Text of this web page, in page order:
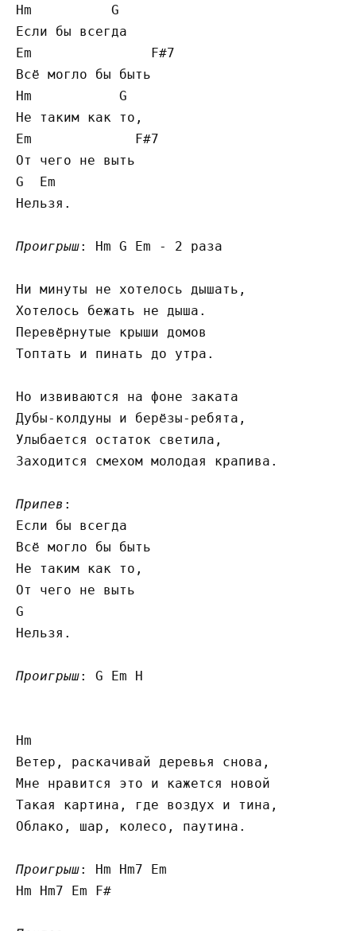
Hm          G
Если бы всегда
Em               F#7
Всё могло бы быть
Hm           G
Не таким как то,
Em             F#7
От чего не выть
G  Em
Нельзя.
Проигрыш: Hm G Em - 2 раза
Ни минуты не хотелось дышать,
Хотелось бежать не дыша.
Перевёрнутые крыши домов
Топтать и пинать до утра.
Но извиваются на фоне заката
Дубы-колдуны и берёзы-ребята,
Улыбается остаток светила,
Заходится смехом молодая крапива.
Припев :
Если бы всегда
Всё могло бы быть
Не таким как то,
От чего не выть
G
Нельзя.
Проигрыш: G Em H
Hm
Ветер, раскачивай деревья снова,
Мне нравится это и кажется новой
Такая картина, где воздух и тина,
Облако, шар, колесо, паутина.
Проигрыш: Hm Hm7 Em
Hm Hm7 Em F#